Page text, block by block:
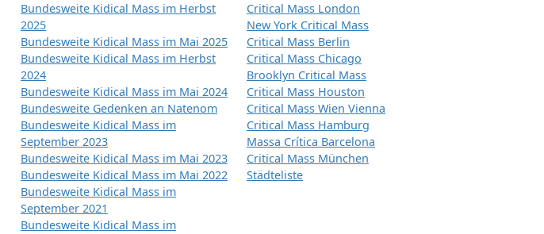
Bundesweite Kidical Mass im Herbst
2025
Bundesweite Kidical Mass im Mai 2025
Bundesweite Kidical Mass im Herbst
2024
Bundesweite Kidical Mass im Mai 2024
Bundesweite Gedenken an Natenom
Bundesweite Kidical Mass im
September 2023
Bundesweite Kidical Mass im Mai 2023
Bundesweite Kidical Mass im Mai 2022
Bundesweite Kidical Mass im
September 2021
Bundesweite Kidical Mass im
Critical Mass London
New York Critical Mass
Critical Mass Berlin
Critical Mass Chicago
Brooklyn Critical Mass
Critical Mass Houston
Critical Mass Wien Vienna
Critical Mass Hamburg
Massa Crítica Barcelona
Critical Mass München
Städteliste